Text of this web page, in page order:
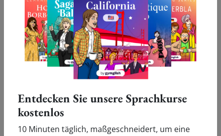
Immer noch nicht alles klar mit '(¿Quieres saber) qué
hice?'? Dann probieren Sie doch mal unsere Online-
Kurse aus und verbessern Sie spielerisch Ihr Spanisch!
JETZT AUSPROBIEREN
Was unsere User sagen:
Entdecken Sie unsere Sprachkurse
kostenlos
10 Minuten täglich, maßgeschneidert, um eine